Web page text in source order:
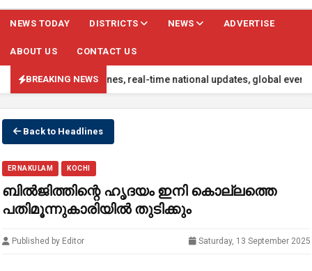
NEWS TODAY DISTRICTS NEWS ADVERTISE
ABOUT US CONTACT US
BREAKING NEWS
the latest headlines, real-time national updates, global
Back to Headlines
ERNAKULAM KOCHI
ബിൽജിത്തിന്റെ ഹൃദയം ഇനി കൊല്ലത്തെ
പതിമൂന്നുകാരിയിൽ തുടിക്കും
Published by Editor Saturday, 13 September 2025